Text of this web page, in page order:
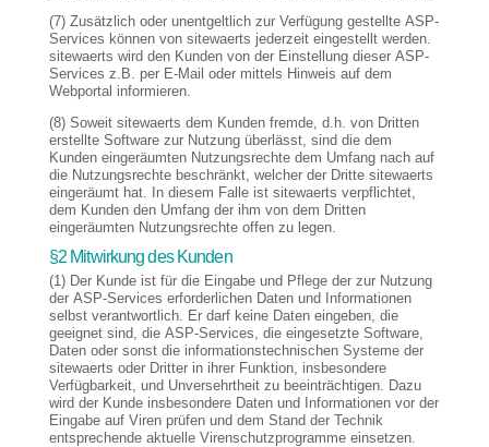
(7) Zusätzlich oder unentgeltlich zur Verfügung gestellte ASP-
Services können von sitewaerts jederzeit eingestellt werden.
sitewaerts wird den Kunden von der Einstellung dieser ASP-
Services z.B. per E-Mail oder mittels Hinweis auf dem
Webportal informieren.
(8) Soweit sitewaerts dem Kunden fremde, d.h. von Dritten
erstellte Software zur Nutzung überlässt, sind die dem
Kunden eingeräumten Nutzungsrechte dem Umfang nach auf
die Nutzungsrechte beschränkt, welcher der Dritte sitewaerts
eingeräumt hat. In diesem Falle ist sitewaerts verpflichtet,
dem Kunden den Umfang der ihm von dem Dritten
eingeräumten Nutzungsrechte offen zu legen.
§2 Mitwirkung des Kunden
(1) Der Kunde ist für die Eingabe und Pflege der zur Nutzung
der ASP-Services erforderlichen Daten und Informationen
selbst verantwortlich. Er darf keine Daten eingeben, die
geeignet sind, die ASP-Services, die eingesetzte Software,
Daten oder sonst die informationstechnischen Systeme der
sitewaerts oder Dritter in ihrer Funktion, insbesondere
Verfügbarkeit, und Unversehrtheit zu beeinträchtigen. Dazu
wird der Kunde insbesondere Daten und Informationen vor der
Eingabe auf Viren prüfen und dem Stand der Technik
entsprechende aktuelle Virenschutzprogramme einsetzen.